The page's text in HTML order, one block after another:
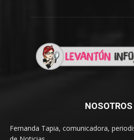
NOSOTROS
Fernanda Tapia, comunicadora,